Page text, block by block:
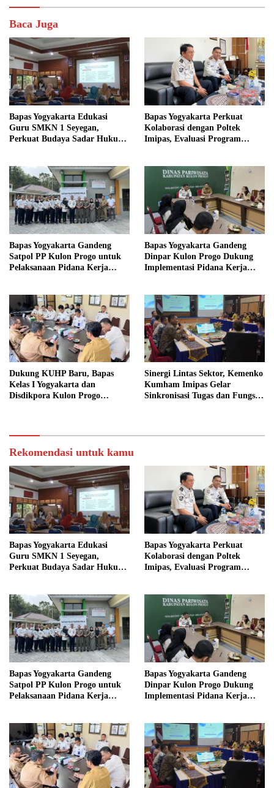
Baca Juga
Bapas Yogyakarta Edukasi
Guru SMKN 1 Seyegan,
Perkuat Budaya Sadar Hukum
Bapas Yogyakarta Perkuat
Kolaborasi dengan Poltek
Imipas, Evaluasi Program
Bapas Yogyakarta Gandeng
Satpol PP Kulon Progo untuk
Pelaksanaan Pidana Kerja
Bapas Yogyakarta Gandeng
Dinpar Kulon Progo Dukung
Implementasi Pidana Kerja
Dukung KUHP Baru, Bapas
Kelas I Yogyakarta dan
Disdikpora Kulon Progo
Sinergi Lintas Sektor, Kemenko
Kumham Imipas Gelar
Sinkronisasi Tugas dan Fungsi
Rekomendasi untuk kamu
Bapas Yogyakarta Edukasi
Guru SMKN 1 Seyegan,
Perkuat Budaya Sadar Hukum
Bapas Yogyakarta Perkuat
Kolaborasi dengan Poltek
Imipas, Evaluasi Program
Bapas Yogyakarta Gandeng
Satpol PP Kulon Progo untuk
Pelaksanaan Pidana Kerja
Bapas Yogyakarta Gandeng
Dinpar Kulon Progo Dukung
Implementasi Pidana Kerja